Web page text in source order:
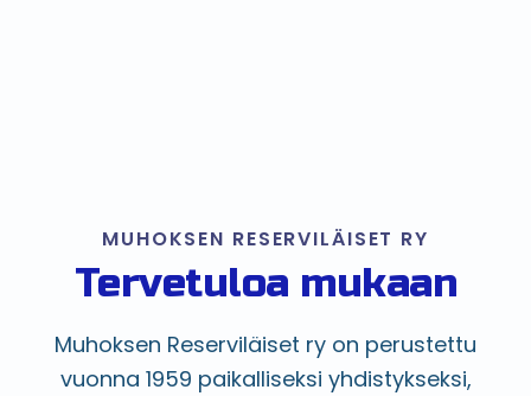
MUHOKSEN RESERVILÄISET RY
Tervetuloa mukaan
Muhoksen Reserviläiset ry on perustettu
vuonna 1959 paikalliseksi yhdistykseksi,